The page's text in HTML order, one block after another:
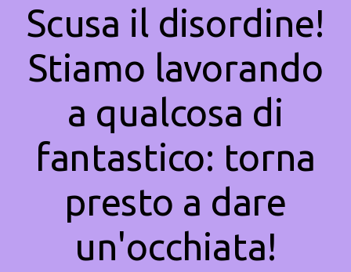
Scusa il disordine!
Stiamo lavorando
a qualcosa di
fantastico: torna
presto a dare
un'occhiata!